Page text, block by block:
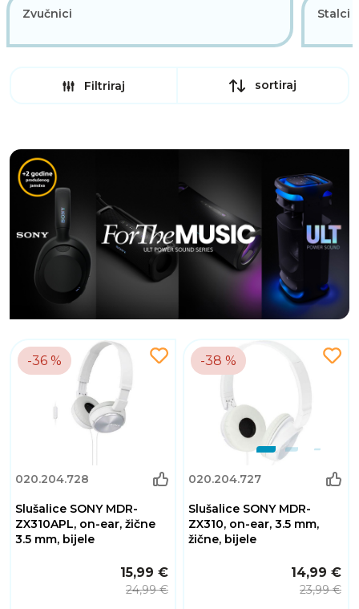
Zvučnici Stalci
Filtriraj sortiraj
-36 %
020.204.728
Slušalice SONY MDR-
ZX310APL, on-ear, žične
3.5 mm, bijele
15,99 €
24,99 €
-38 %
020.204.727
Slušalice SONY MDR-
ZX310, on-ear, 3.5 mm,
žične, bijele
14,99 €
23,99 €